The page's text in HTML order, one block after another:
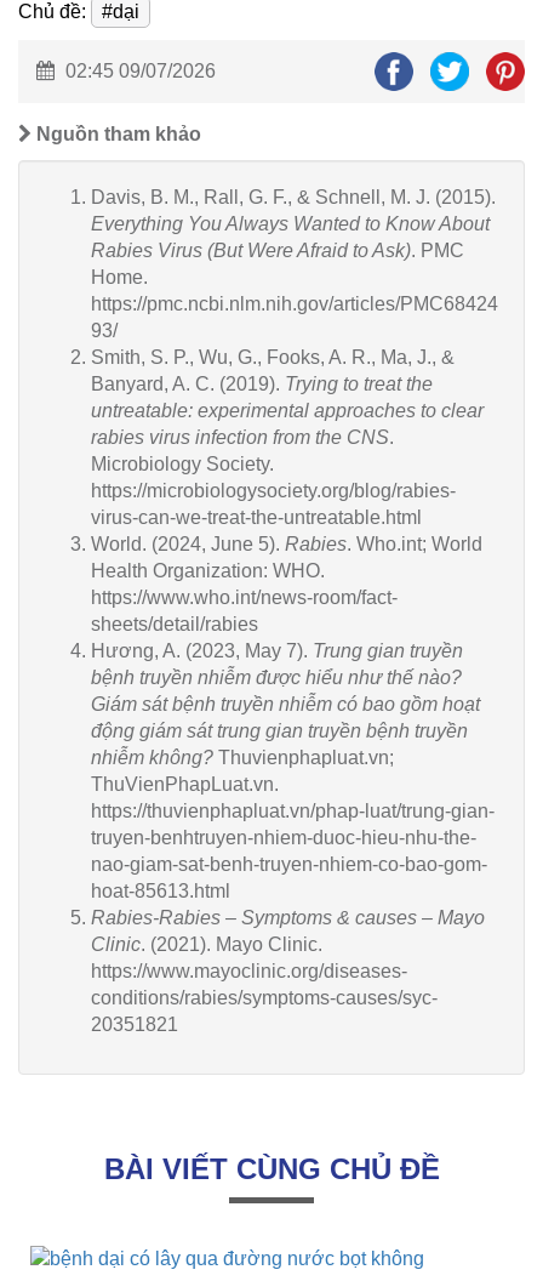
Chủ đề: #dại
02:45 09/07/2026
Nguồn tham khảo
Davis, B. M., Rall, G. F., & Schnell, M. J. (2015).
Everything You Always Wanted to Know About
Rabies Virus (But Were Afraid to Ask). PMC
Home.
https://pmc.ncbi.nlm.nih.gov/articles/PMC68424
93/
Smith, S. P., Wu, G., Fooks, A. R., Ma, J., &
Banyard, A. C. (2019). Trying to treat the
untreatable: experimental approaches to clear
rabies virus infection from the CNS.
Microbiology Society.
https://microbiologysociety.org/blog/rabies-
virus-can-we-treat-the-untreatable.html
World. (2024, June 5). Rabies. Who.int; World
Health Organization: WHO.
https://www.who.int/news-room/fact-
sheets/detail/rabies
Hương, A. (2023, May 7). Trung gian truyền
bệnh truyền nhiễm được hiểu như thế nào?
Giám sát bệnh truyền nhiễm có bao gồm hoạt
động giám sát trung gian truyền bệnh truyền
nhiễm không? Thuvienphapluat.vn;
ThuVienPhapLuat.vn.
https://thuvienphapluat.vn/phap-luat/trung-gian-
truyen-benhtruyen-nhiem-duoc-hieu-nhu-the-
nao-giam-sat-benh-truyen-nhiem-co-bao-gom-
hoat-85613.html
Rabies-Rabies – Symptoms & causes – Mayo
Clinic. (2021). Mayo Clinic.
https://www.mayoclinic.org/diseases-
conditions/rabies/symptoms-causes/syc-
20351821
BÀI VIẾT CÙNG CHỦ ĐỀ